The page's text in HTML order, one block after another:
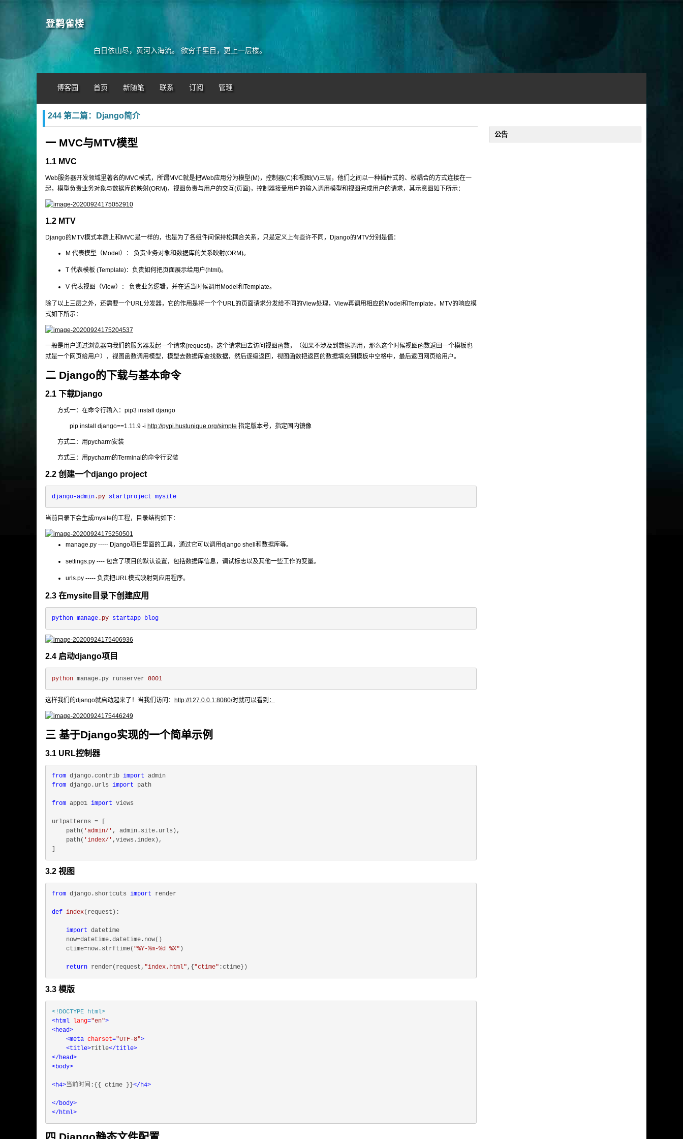
登鹳雀楼
白日依山尽，黄河入海流。 欲穷千里目，更上一层楼。
博客园 首页 新随笔 联系 订阅 管理
244 第二篇：Django简介
一 MVC与MTV模型
1.1 MVC
Web服务器开发领域里著名的MVC模式，所谓MVC就是把Web应用分为模型(M)，控制器(C)和视图(V)三层，他们之间以一种插件式的、松耦合的方式连接在一
起，模型负责业务对象与数据库的映射(ORM)，视图负责与用户的交互(页面)，控制器接受用户的输入调用模型和视图完成用户的请求，其示意图如下所示：
1.2 MTV
Django的MTV模式本质上和MVC是一样的，也是为了各组件间保持松耦合关系，只是定义上有些许不同，Django的MTV分别是值：
M 代表模型（Model）： 负责业务对象和数据库的关系映射(ORM)。
T 代表模板 (Template)：负责如何把页面展示给用户(html)。
V 代表视图（View）： 负责业务逻辑，并在适当时候调用Model和Template。
除了以上三层之外，还需要一个URL分发器，它的作用是将一个个URL的页面请求分发给不同的View处理，View再调用相应的Model和Template，MTV的响应模
式如下所示：
一般是用户通过浏览器向我们的服务器发起一个请求(request)，这个请求回去访问视图函数，（如果不涉及到数据调用，那么这个时候视图函数返回一个模板也
就是一个网页给用户），视图函数调用模型，模型去数据库查找数据，然后逐级返回，视图函数把返回的数据填充到模板中空格中，最后返回网页给用户。
二 Django的下载与基本命令
2.1 下载Django
方式一：在命令行输入：pip3 install django
pip install django==1.11.9 -i http://pypi.hustunique.org/simple 指定版本号，指定国内镜像
方式二：用pycharm安装
方式三：用pycharm的Terminal的命令行安装
2.2 创建一个django project
django-admin .py startproject mysite
当前目录下会生成mysite的工程，目录结构如下：
manage.py ----- Django项目里面的工具，通过它可以调用django shell和数据库等。
settings.py ---- 包含了项目的默认设置，包括数据库信息，调试标志以及其他一些工作的变量。
urls.py ----- 负责把URL模式映射到应用程序。
2.3 在mysite目录下创建应用
python manage .py startapp blog
2.4 启动django项目
python manage.py runserver 8001
这样我们的django就启动起来了！当我们访问： http://127.0.0.1:8080/时就可以看到：
三 基于Django实现的一个简单示例
3.1 URL控制器
from django.contrib import
from django.urls import path
from app01 import views
urlpatterns = [
    path(
'admin/' , admin.site.urls),
    path(
'index/' ,views.index),
3.2 视图
from django.shortcuts import render
def index( request ):
import datetime
    now=datetime.datetime.now()
    ctime=now.strftime(
"%Y-%m-%d %X" )
return render(request, "index.html" ,{ "ctime"
3.3 模版
<!DOCTYPE html>
<html lang="en">
<head>
<meta charset="UTF-8">
<title>Title</title>
</head>
<body>
<h4>当前时间:{{ ctime }}</h4>
</body>
</html>
公告